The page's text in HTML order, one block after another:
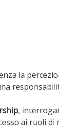
la
,
ai ruoli di